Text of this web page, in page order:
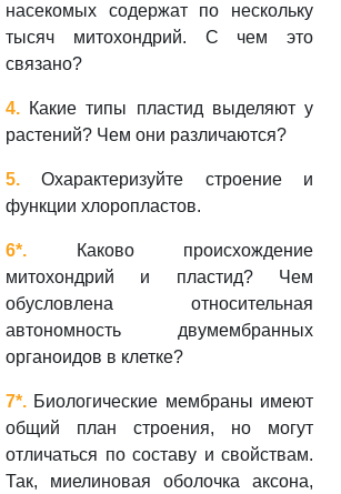
насекомых содержат по нескольку
тысяч митохондрий. С чем это
связано?
4. Какие типы пластид выделяют у
растений? Чем они различаются?
5. Охарактеризуйте строение и
функции хлоропластов.
6*. Каково происхождение
митохондрий и пластид? Чем
обусловлена относительная
автономность двумембранных
органоидов в клетке?
7*. Биологические мембраны имеют
общий план строения, но могут
отличаться по составу и свойствам.
Так, миелиновая оболочка аксона,